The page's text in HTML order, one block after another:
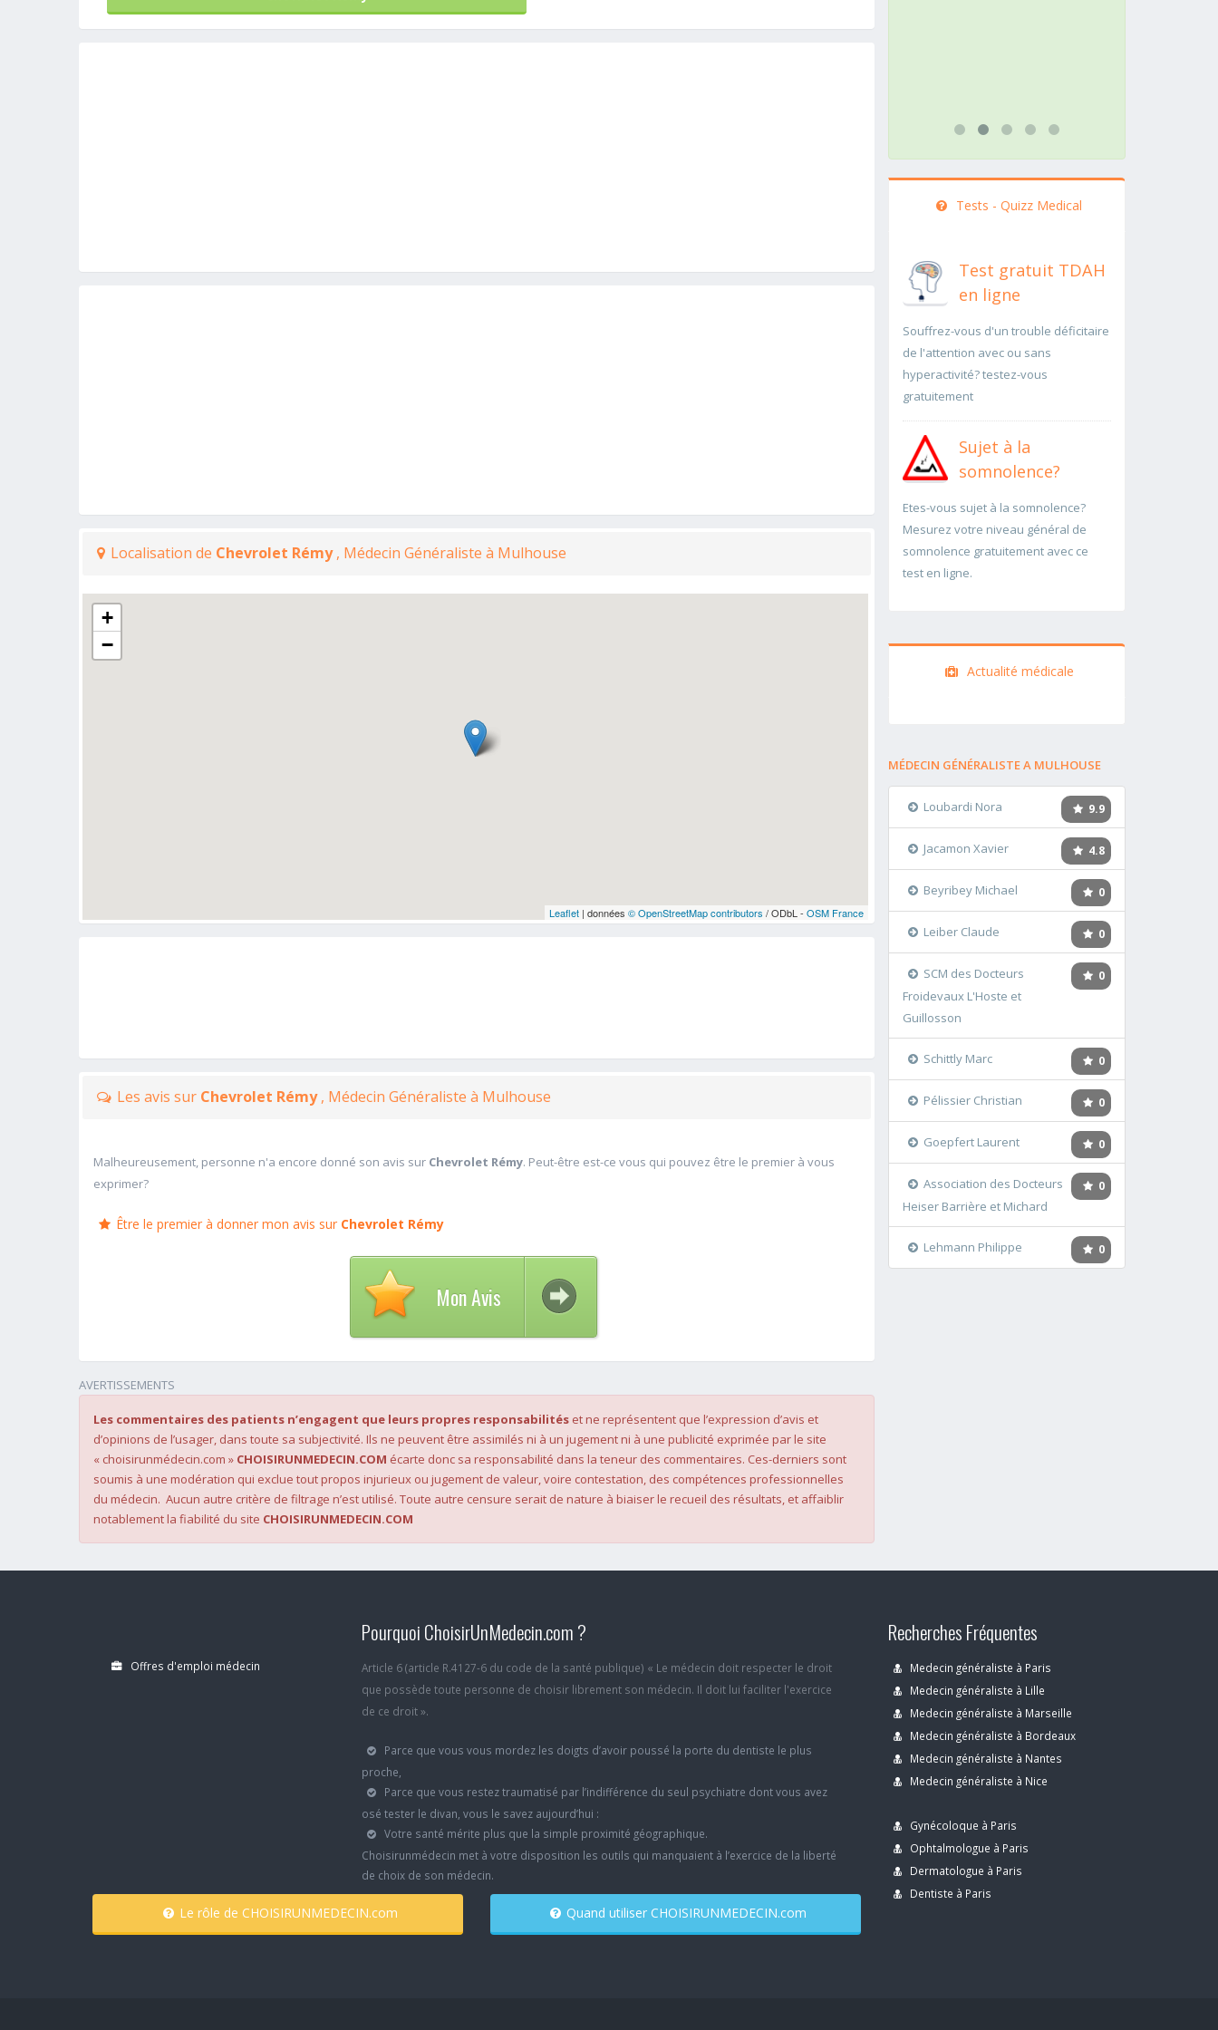
Localisation de Chevrolet Rémy, Médecin Généraliste à Mulhouse
+
−
Leaflet| données © OpenStreetMap contributors / ODbL - OSM France
Les avis sur Chevrolet Rémy, Médecin Généraliste à Mulhouse
Malheureusement, personne n'a encore donné son avis sur Chevrolet Rémy. Peut-être est-ce vous qui pouvez être le premier à vous
exprimer?
Être le premier à donner mon avis sur Chevrolet Rémy
Mon Avis
AVERTISSEMENTS
Les commentaires des patients n’engagent que leurs propres responsabilités et ne représentent que l’expression d’avis et
d’opinions de l’usager, dans toute sa subjectivité. Ils ne peuvent être assimilés ni à un jugement ni à une publicité exprimée par le site
« choisirunmédecin.com » CHOISIRUNMEDECIN.COM écarte donc sa responsabilité dans la teneur des commentaires. Ces-derniers sont
soumis à une modération qui exclue tout propos injurieux ou jugement de valeur, voire contestation, des compétences professionnelles
du médecin. Aucun autre critère de filtrage n’est utilisé. Toute autre censure serait de nature à biaiser le recueil des résultats, et affaiblir
notablement la fiabilité du site CHOISIRUNMEDECIN.COM
Tests - Quizz Medical
Test gratuit TDAH
en ligne
Souffrez-vous d'un trouble déficitaire
de l'attention avec ou sans
hyperactivité? testez-vous
gratuitement
Sujet à la
somnolence?
Etes-vous sujet à la somnolence?
Mesurez votre niveau général de
somnolence gratuitement avec ce
test en ligne.
Actualité médicale
MÉDECIN GÉNÉRALISTE A MULHOUSE
9.9
Loubardi Nora
4.8
Jacamon Xavier
0
Beyribey Michael
0
Leiber Claude
0
SCM des Docteurs
Froidevaux L'Hoste et
Guillosson
0
Schittly Marc
0
Pélissier Christian
0
Goepfert Laurent
0
Association des Docteurs
Heiser Barrière et Michard
0
Lehmann Philippe
Offres d'emploi médecin
Pourquoi ChoisirUnMedecin.com ?
Article 6 (article R.4127-6 du code de la santé publique) « Le médecin doit respecter le droit
que possède toute personne de choisir librement son médecin. Il doit lui faciliter l'exercice
de ce droit ».
Parce que vous vous mordez les doigts d’avoir poussé la porte du dentiste le plus
proche,
Parce que vous restez traumatisé par l’indifférence du seul psychiatre dont vous avez
osé tester le divan, vous le savez aujourd’hui :
Votre santé mérite plus que la simple proximité géographique.
Choisirunmédecin met à votre disposition les outils qui manquaient à l’exercice de la liberté
de choix de son médecin.
Le rôle de CHOISIRUNMEDECIN.com Quand utiliser CHOISIRUNMEDECIN.com
Recherches Fréquentes
Medecin généraliste à Paris
Medecin généraliste à Lille
Medecin généraliste à Marseille
Medecin généraliste à Bordeaux
Medecin généraliste à Nantes
Medecin généraliste à Nice
Gynécoloque à Paris
Ophtalmologue à Paris
Dermatologue à Paris
Dentiste à Paris